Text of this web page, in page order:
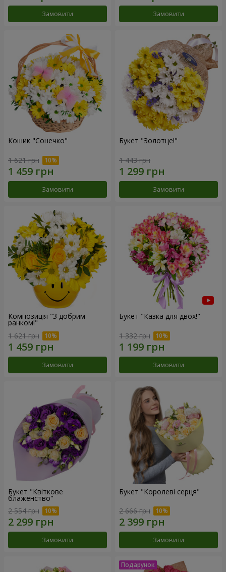
Замовити Замовити
Кошик "Сонечко"
1 621 грн
Замовити
Букет "Золотце!"
1 443 грн
Замовити
Композиція "З добрим
ранком!"
1 621 грн
Замовити
Букет "Казка для двох!"
1 332 грн
Замовити
Букет "Квіткове
блаженство"
2 554 грн
Замовити
Букет "Королеві серця"
2 666 грн
Замовити